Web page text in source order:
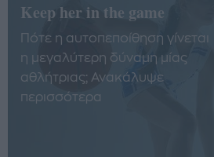
Keep her in the game
Πότε η αυτοπεποίθηση γίνεται
η μεγαλύτερη δύναμη μίας
αθλήτριας; Ανακάλυψε
περισσότερα